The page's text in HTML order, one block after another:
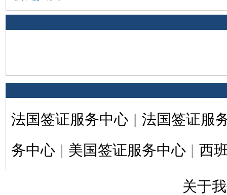
法国签证服务中心 | 法国签证服
务中心 | 美国签证服务中心 | 西
关于